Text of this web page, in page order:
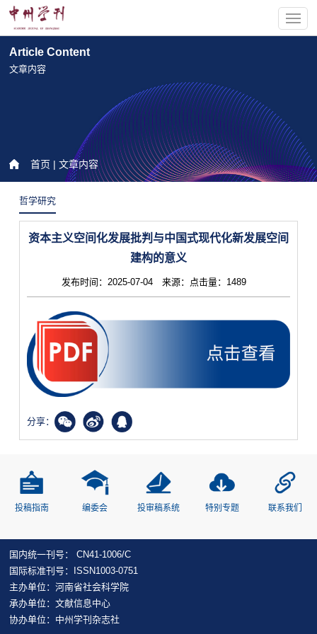
Article Content
文章内容
首页 | 文章内容
哲学研究
资本主义空间化发展批判与中国式现代化新发展空间
建构的意义
发布时间：2025-07-04 来源：点击量：1489
分享：
投稿指南 编委会 投审稿系统 特别专题 联系我们
国内统一刊号： CN41-1006/C
国际标准刊号：ISSN1003-0751
主办单位：河南省社会科学院
承办单位：文献信息中心
协办单位：中州学刊杂志社